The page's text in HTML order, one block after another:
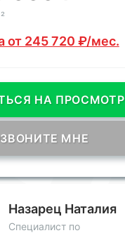
от 245 720 ₽/мес.
НА ПРОСМОТР
МНЕ
Назарец Наталия
Специалист по